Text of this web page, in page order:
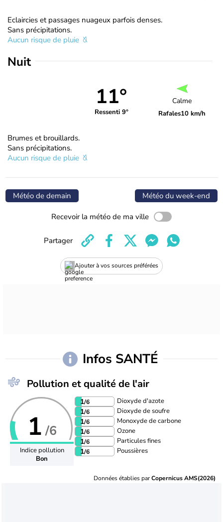
Eclaircies et passages nuageux parfois denses.
Sans précipitations.
Aucun risque de pluie
Nuit
11°
Ressenti 9°
Calme
Rafales10 km/h
Brumes et brouillards.
Sans précipitations.
Aucun risque de pluie
Météo de demain Météo du week-end
Recevoir la météo de ma ville
Ajouter à vos sources préférées
Partager
Infos SANTÉ
Pollution et qualité de l'air
1 /6
Indice pollution
Bon
1/6 Dioxyde d'azote
1/6 Dioxyde de soufre
1/6 Monoxyde de carbone
1/6 Ozone
1/6 Particules fines
1/6 Poussières
Données établies parCopernicus AMS(2026)